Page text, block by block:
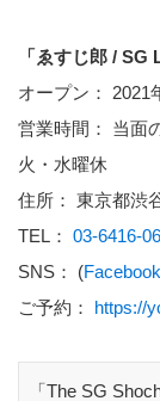
「ゑすじ郎 / SG
オープン： 2021
営業時間： 当面
火・水曜休
住所： 東京都渋
TEL： 03-6416-
SNS： (
ご予約： https://
「The SG